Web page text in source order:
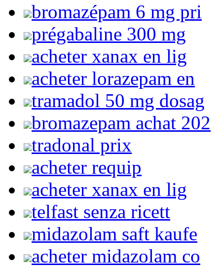
bromazépam 6 mg pri
prégabaline 300 mg
acheter xanax en lig
acheter lorazepam en
tramadol 50 mg dosag
bromazepam achat 202
tradonal prix
acheter requip
acheter xanax en lig
telfast senza ricett
midazolam saft kaufe
acheter midazolam co